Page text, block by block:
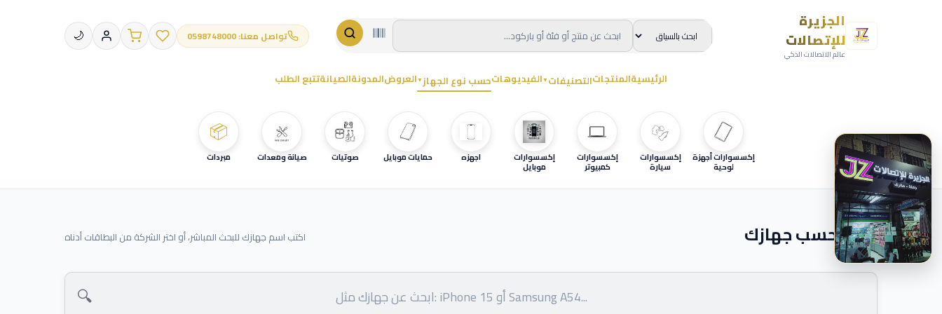
الجزيرة
للإتصالات
عالم الاتصالات الذكي
تواصل معنا: 0598748000 🌙
الرئيسيةالمنتجاتالتصنيفات ▼الفيديوهاتحسب نوع الجهاز ▼العروضالمدونةالصيانةتتبع الطلب
إكسسوارات أجهزة
لوحية
إكسسوارات
سيارة
إكسسوارات
كمبيوتر
إكسسوارات
موبايل
اجهزه حمايات موبايل صوتيات صيانة ومعدات
📦
مبردات
ابحث حسب جهازك اكتب اسم جهازك للبحث المباشر، أو اختر الشركة من البطاقات أدناه
🔍